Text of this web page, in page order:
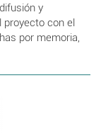
y
proyecto con el
por memoria,